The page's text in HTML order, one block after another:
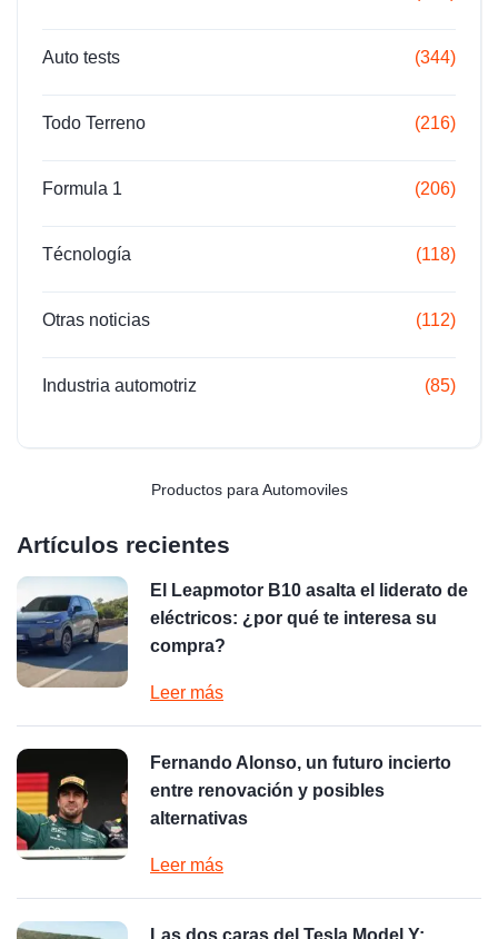
Auto tests (344)
Todo Terreno (216)
Formula 1 (206)
Técnología (118)
Otras noticias (112)
Industria automotriz (85)
Productos para Automoviles
Artículos recientes
El Leapmotor B10 asalta el liderato de
eléctricos: ¿por qué te interesa su
compra?
Leer más
Fernando Alonso, un futuro incierto
entre renovación y posibles
alternativas
Leer más
Las dos caras del Tesla Model Y: